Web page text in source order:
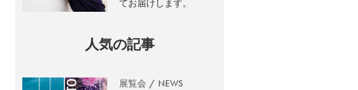
てお届けします。
人気の記事
展覧会 NEWS